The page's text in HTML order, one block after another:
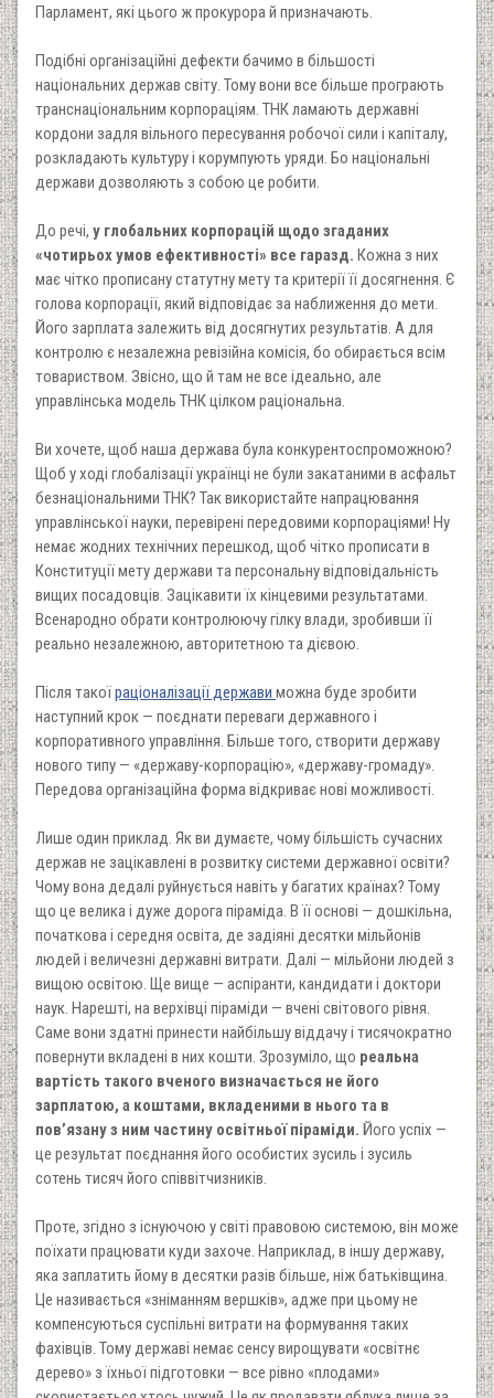
Парламент, які цього ж прокурора й призначають.
Подібні організаційні дефекти бачимо в більшості
національних держав світу. Тому вони все більше програють
транснаціональним корпораціям. ТНК ламають державні
кордони задля вільного пересування робочої сили і капіталу,
розкладають культуру і корумпують уряди. Бо національні
держави дозволяють з собою це робити.
До речі, у глобальних корпорацій щодо згаданих
«чотирьох умов ефективності» все гаразд. Кожна з них
має чітко прописану статутну мету та критерії її досягнення. Є
голова корпорації, який відповідає за наближення до мети.
Його зарплата залежить від досягнутих результатів. А для
контролю є незалежна ревізійна комісія, бо обирається всім
товариством. Звісно, що й там не все ідеально, але
управлінська модель ТНК цілком раціональна.
Ви хочете, щоб наша держава була конкурентоспроможною?
Щоб у ході глобалізації українці не були закатаними в асфальт
безнаціональними ТНК? Так використайте напрацювання
управлінської науки, перевірені передовими корпораціями! Ну
немає жодних технічних перешкод, щоб чітко прописати в
Конституції мету держави та персональну відповідальність
вищих посадовців. Зацікавити їх кінцевими результатами.
Всенародно обрати контролюючу гілку влади, зробивши її
реально незалежною, авторитетною та дієвою.
Після такоїраціоналізації держави можна буде зробити
наступний крок — поєднати переваги державного і
корпоративного управління. Більше того, створити державу
нового типу — «державу-корпорацію», «державу-громаду».
Передова організаційна форма відкриває нові можливості.
Лише один приклад. Як ви думаєте, чому більшість сучасних
держав не зацікавлені в розвитку системи державної освіти?
Чому вона дедалі руйнується навіть у багатих країнах? Тому
що це велика і дуже дорога піраміда. В її основі — дошкільна,
початкова і середня освіта, де задіяні десятки мільйонів
людей і величезні державні витрати. Далі — мільйони людей з
вищою освітою. Ще вище — аспіранти, кандидати і доктори
наук. Нарешті, на верхівці піраміди — вчені світового рівня.
Саме вони здатні принести найбільшу віддачу і тисячократно
повернути вкладені в них кошти. Зрозуміло, що реальна
вартість такого вченого визначається не його
зарплатою, а коштами, вкладеними в нього та в
пов’язану з ним частину освітньої піраміди. Його успіх —
це результат поєднання його особистих зусиль і зусиль
сотень тисяч його співвітчизників.
Проте, згідно з існуючою у світі правовою системою, він може
поїхати працювати куди захоче. Наприклад, в іншу державу,
яка заплатить йому в десятки разів більше, ніж батьківщина.
Це називається «зніманням вершків», адже при цьому не
компенсуються суспільні витрати на формування таких
фахівців. Тому державі немає сенсу вирощувати «освітнє
дерево» з їхньої підготовки — все рівно «плодами»